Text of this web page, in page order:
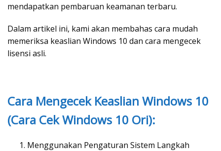
mendapatkan pembaruan keamanan terbaru.
Dalam artikel ini, kami akan membahas cara mudah
memeriksa keaslian Windows 10 dan cara mengecek
lisensi asli.
Cara Mengecek Keaslian Windows 10
(Cara Cek Windows 10 Ori):
Menggunakan Pengaturan Sistem Langkah